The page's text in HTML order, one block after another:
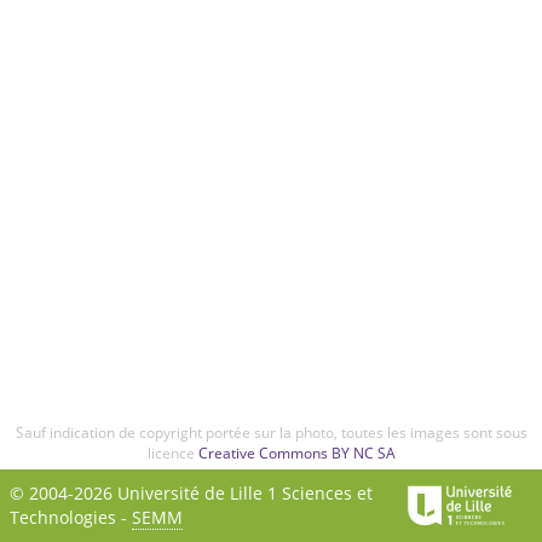
Sauf indication de copyright portée sur la photo, toutes les images sont sous
licence Creative Commons BY NC SA
© 2004-2026 Université de Lille 1 Sciences et
Technologies - SEMM